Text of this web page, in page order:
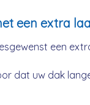
een extra
een
dat uw dak